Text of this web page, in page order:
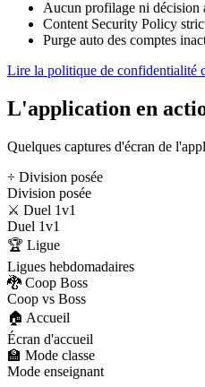
Aucun profilage ni décision
Content Security Policy
Purge auto des comptes
Lire la politique de confidentialité
L'application en
Quelques captures d'écran de
÷ Division posée
Division posée
⚔️ Duel 1v1
Duel 1v1
🏆 Ligue
Ligues hebdomadaires
🐉 Coop Boss
Coop vs Boss
🏠 Accueil
Écran d'accueil
🏫 Mode classe
Mode enseignant